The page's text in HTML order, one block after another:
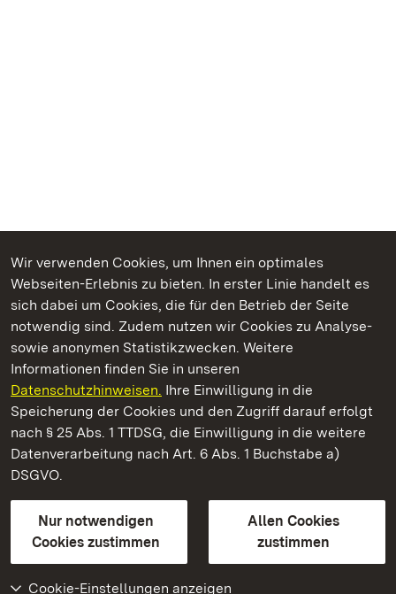
Wir verwenden Cookies, um Ihnen ein optimales
Webseiten-Erlebnis zu bieten. In erster Linie handelt es
sich dabei um Cookies, die für den Betrieb der Seite
notwendig sind. Zudem nutzen wir Cookies zu Analyse-
sowie anonymen Statistikzwecken. Weitere
Informationen finden Sie in unseren
Datenschutzhinweisen. Ihre Einwilligung in die
Speicherung der Cookies und den Zugriff darauf erfolgt
nach § 25 Abs. 1 TTDSG, die Einwilligung in die weitere
Datenverarbeitung nach Art. 6 Abs. 1 Buchstabe a)
DSGVO.
Nur notwendigen
Cookies zustimmen
Allen Cookies
zustimmen
Cookie-Einstellungen anzeigen
Kommen. Staunen. Genießen.
Staatliche Schlösser und Gärten Baden‑Württemberg
Staatliche Schlösser und Gärten Baden-Württemberg
Kontakt
GebärdenspracheLeichte Sprache
Erklärung zur Barrierefreiheit
BITV-konform (geprüfte Seiten)